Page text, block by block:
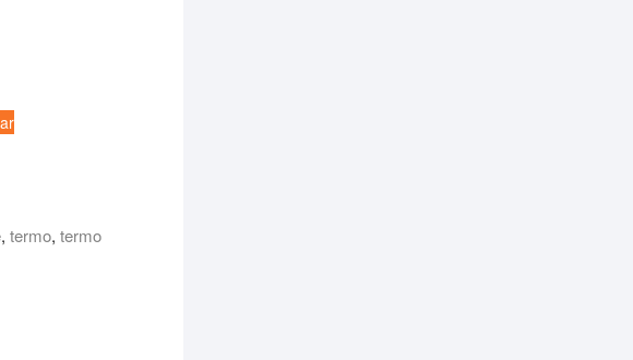
, termo, termo